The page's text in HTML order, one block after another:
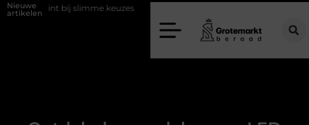
Nieuwe
artikelenkeuzes Waarom kiezen voor een rijschool in Utrecht?